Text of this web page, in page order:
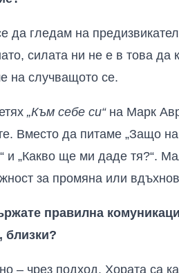
да гледам на
силата ни не е в това
на случващото се.
„Към себе си“на Марк
Вместо да питаме „Защо
и „Какво ще ми даде тя?“.
за промяна или
правилна
близки?
– чрез подход. Хората са